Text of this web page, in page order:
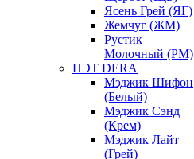
Ясень Грей (ЯГ)
Жемчуг (ЖМ)
Рустик
Молочный (РМ)
ПЭТ DERA
Мэджик Шифон
(Белый)
Мэджик Сэнд
(Крем)
Мэджик Лайт
(Грей)